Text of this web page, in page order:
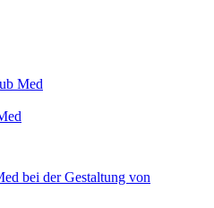
Med
bei der Gestaltung von